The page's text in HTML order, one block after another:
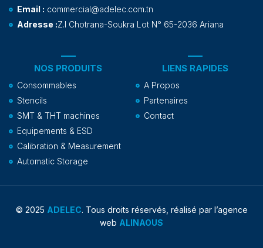
NOS PRODUITS
Consommables
Stencils
SMT & THT machines
Equipements & ESD
Calibration & Measurement
Automatic Storage
LIENS RAPIDES
A Propos
Partenaires
Contact
Email : commercial@adelec.com.tn
Adresse :Z.I Chotrana-Soukra Lot N° 65-2036 Ariana
© 2025 ADELEC. Tous droits réservés, réalisé par l’agence
web ALINAOUS